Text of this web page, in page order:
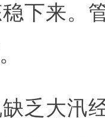
下来。
乏大汛